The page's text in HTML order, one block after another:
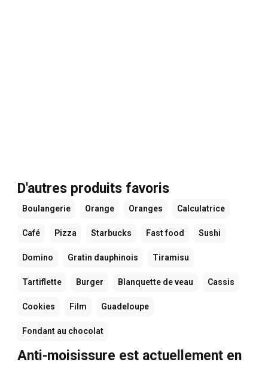
D'autres produits favoris
Boulangerie Orange Oranges Calculatrice
Café Pizza Starbucks Fast food Sushi
Domino Gratin dauphinois Tiramisu
Tartiflette Burger Blanquette de veau Cassis
Cookies Film Guadeloupe
Fondant au chocolat
Anti-moisissure est actuellement en